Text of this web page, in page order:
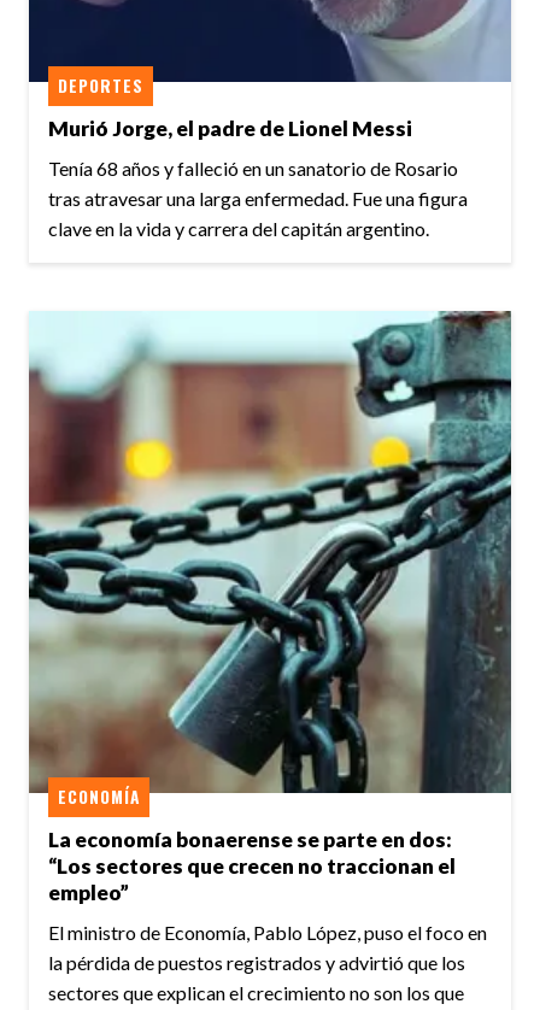
Murió Jorge, el padre de Lionel Messi
DEPORTES
Tenía 68 años y falleció en un sanatorio de Rosario
tras atravesar una larga enfermedad. Fue una figura
clave en la vida y carrera del capitán argentino.
La economía bonaerense se parte en dos:
“Los sectores que crecen no traccionan el
empleo”
ECONOMÍA
El ministro de Economía, Pablo López, puso el foco en
la pérdida de puestos registrados y advirtió que los
sectores que explican el crecimiento no son los que